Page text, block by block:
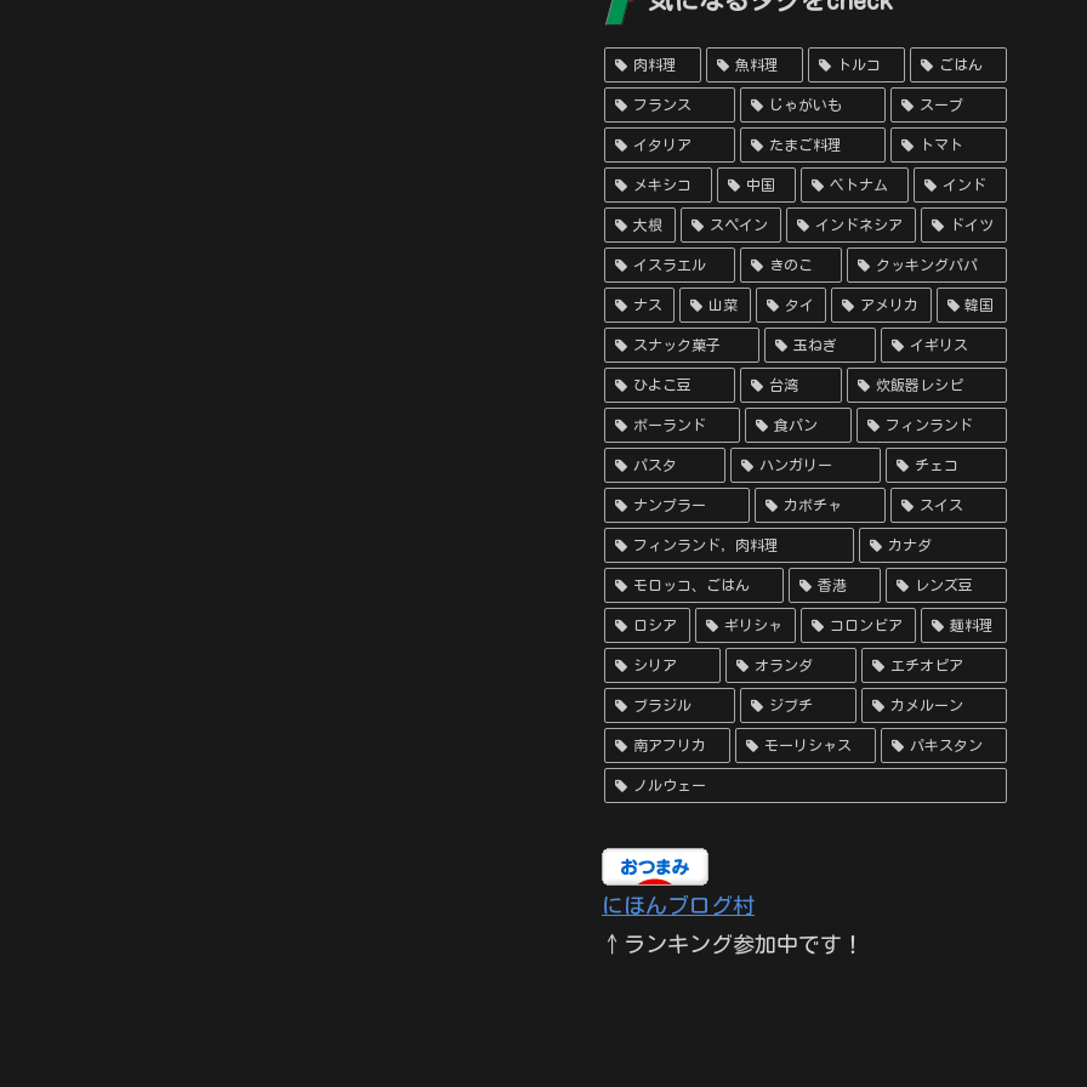
肉料理 魚料理 トルコ ごはん
フランス じゃがいも スープ
イタリア たまご料理 トマト
メキシコ 中国 ベトナム インド
大根 スペイン インドネシア ドイツ
イスラエル きのこ クッキングパパ
ナス 山菜 タイ アメリカ 韓国
スナック菓子 玉ねぎ イギリス
ひよこ豆 台湾 炊飯器レシピ
ポーランド 食パン フィンランド
パスタ ハンガリー チェコ
ナンプラー カボチャ スイス
フィンランド，肉料理 カナダ
モロッコ、ごはん 香港 レンズ豆
ロシア ギリシャ コロンビア 麺料理
シリア オランダ エチオピア
ブラジル ジブチ カメルーン
南アフリカ モーリシャス パキスタン
ノルウェー
にほんブログ村
↑ランキング参加中です！